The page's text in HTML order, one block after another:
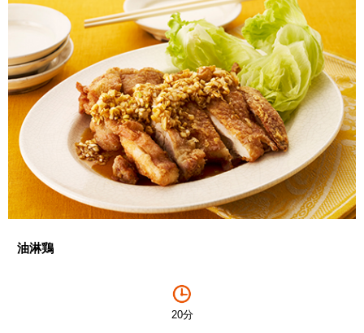
油淋鶏
20分